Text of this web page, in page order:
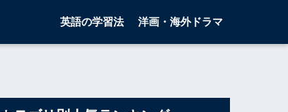
英語の学習法 洋画・海外ドラマ